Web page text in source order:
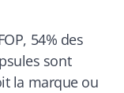
54% des
sont
la marque ou